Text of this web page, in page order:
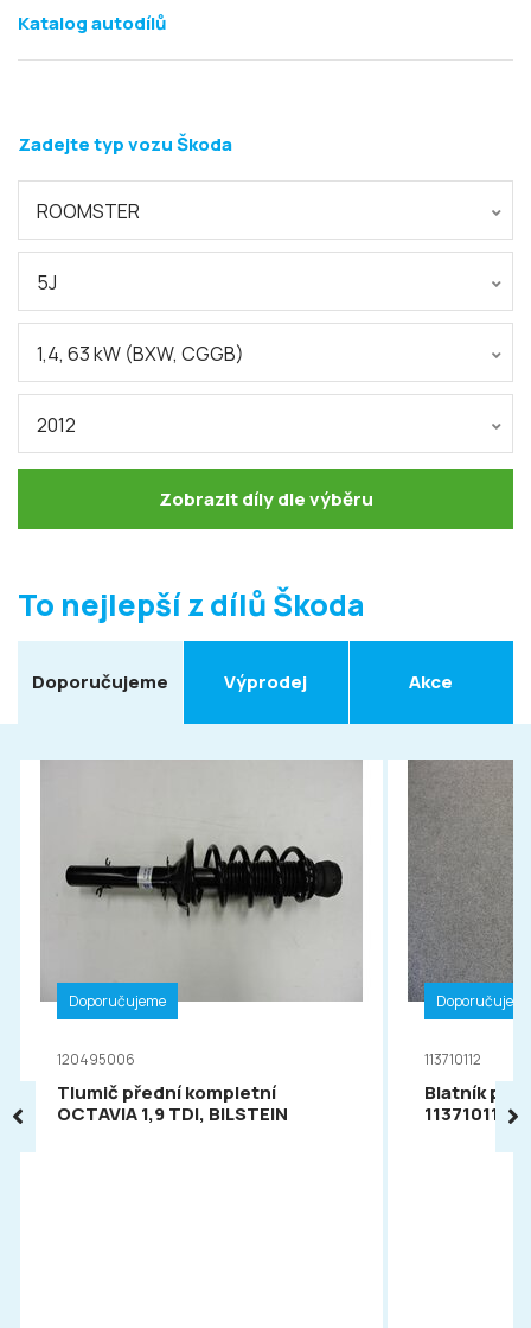
Zadejte typ vozu Škoda
ROOMSTER
5J
1,4, 63 kW (BXW, CGGB)
2012
Zobrazit díly dle výběru
Katalog autodílů
To nejlepší z dílů Škoda
Doporučujeme Výprodej Akce
Doporučujeme
120495006
Tlumič přední kompletní
OCTAVIA 1,9 TDI, BILSTEIN
113710112
Blatník
113710112